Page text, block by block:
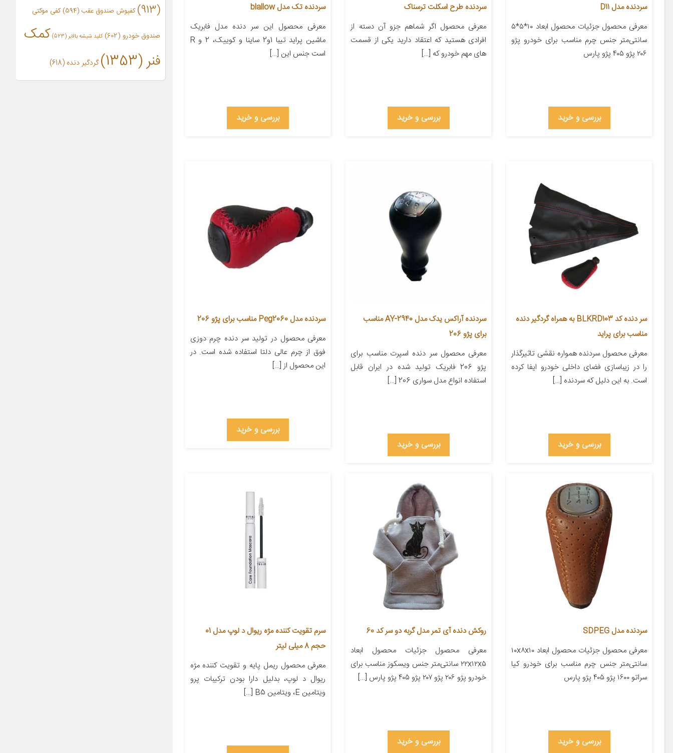
سردنده مدل D11
معرفی محصول جزئیات محصول ابعاد ۱۰*۵*۵
سانتی‌متر جنس چرم مناسب برای خودرو پژو
۲۰۶ پژو ۴۰۵ پژو پارس
بررسی و خرید
سردنده طرح اسکلت ترسناک
معرفی محصول اگر شماهم جزو آن دسته از
افرادی هستید که اعتقاد دارید یکی از قسمت
های مهم خودرو که […]
بررسی و خرید
سردنده تک مدل blallow
معرفی محصول این سر دنده مدل فابریک
ماشین پراید تیبا 1و2 ساینا و کوییک، 2 و R
است جنس این […]
بررسی و خرید
سر دنده کد BLKRD103 به همراه گردگیر دنده
مناسب برای پراید
معرفی محصول سردنده همواره نقشی تاثیرگذار
را در زیباسازی فضای داخلی خودرو ایفا کرده
است. به این دلیل که سردنده […]
بررسی و خرید
سردنده آراکس یدک مدل AY-2940 مناسب
برای پژو 206
معرفی محصول سر دنده اسپرت مناسب برای
پژو 206 فابریک تولید شده در ایران قابل
استفاده انواع مدل سواری 206 […]
بررسی و خرید
سردنده مدل Peg2060 مناسب برای پژو 206
معرفی محصول در تولید سر دنده چرم دوزی
فوق از چرم عالی دلتا استفاده شده است. در
این محصول از […]
بررسی و خرید
سردنده مدل SDPEG
معرفی محصول جزئیات محصول ابعاد ۱۰x۸x۱۰
سانتی‌متر جنس چرم مناسب برای خودرو کیا
سراتو ۱۶۰۰ پژو ۴۰۵ پژو پارس
بررسی و خرید
روکش دنده آی تمر مدل گربه دو سر کد 60
معرفی محصول جزئیات محصول ابعاد
۲۲x۱۲x۵ سانتی‌متر جنس ویسکوز مناسب برای
خودرو پژو ۲۰۶ پژو ۲۰۷ پژو ۴۰۵ پژو پارس […]
بررسی و خرید
سرم تقویت کننده مژه ریوال د لوپ مدل 01
حجم 8 میلی لیتر
معرفی محصول ریمل پایه و تقویت کننده مژه
ریوال د لوپ، بدلیل دارا بودن ترکیبات پرو
ویتامین E، ویتامین B5 […]
(913)
کفپوش صندوق عقب (594) کفی موکتی
صندوق خودرو (602) کلید شیشه بالابر(523)
کمک
فنر(1353) گردگیر دنده (618)